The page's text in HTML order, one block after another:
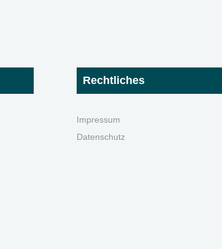
Rechtliches
Impressum
Datenschutz